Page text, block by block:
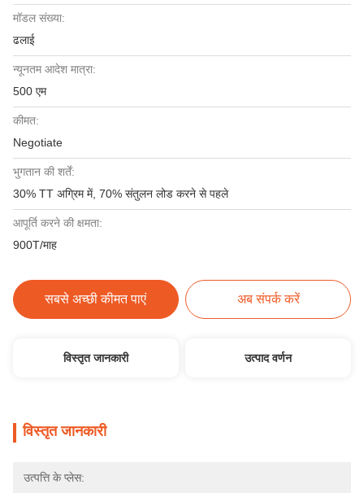
मॉडल संख्या:
ढलाई
न्यूनतम आदेश मात्रा:
500 एम
कीमत:
Negotiate
भुगतान की शर्तें:
30% TT अग्रिम में, 70% संतुलन लोड करने से पहले
आपूर्ति करने की क्षमता:
900T/माह
सबसे अच्छी कीमत पाएं अब संपर्क करें
विस्तृत जानकारी उत्पाद वर्णन
विस्तृत जानकारी
उत्पत्ति के प्लेस: